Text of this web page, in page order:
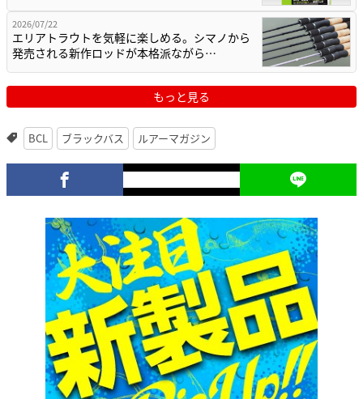
2026/07/22
エリアトラウトを気軽に楽しめる。シマノから
発売される新作ロッドが本格派ながら…
もっと見る
BCL ブラックバス ルアーマガジン